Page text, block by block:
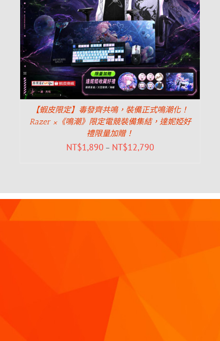
【蝦皮限定】毒發齊共鳴，裝備正式鳴潮化！
Razer ×《鳴潮》限定電競裝備集結，達妮婭好
禮限量加贈！
NT$1,890 – NT$12,790